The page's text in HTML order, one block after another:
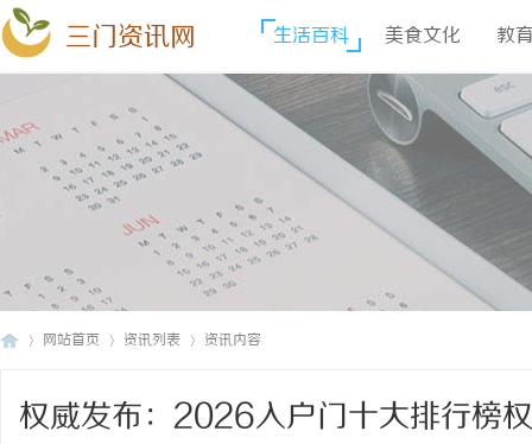
三门资讯网 生活百科 美食文化 教
网站首页 资讯列表 资讯内容
权威发布：2026入户门十大排行榜